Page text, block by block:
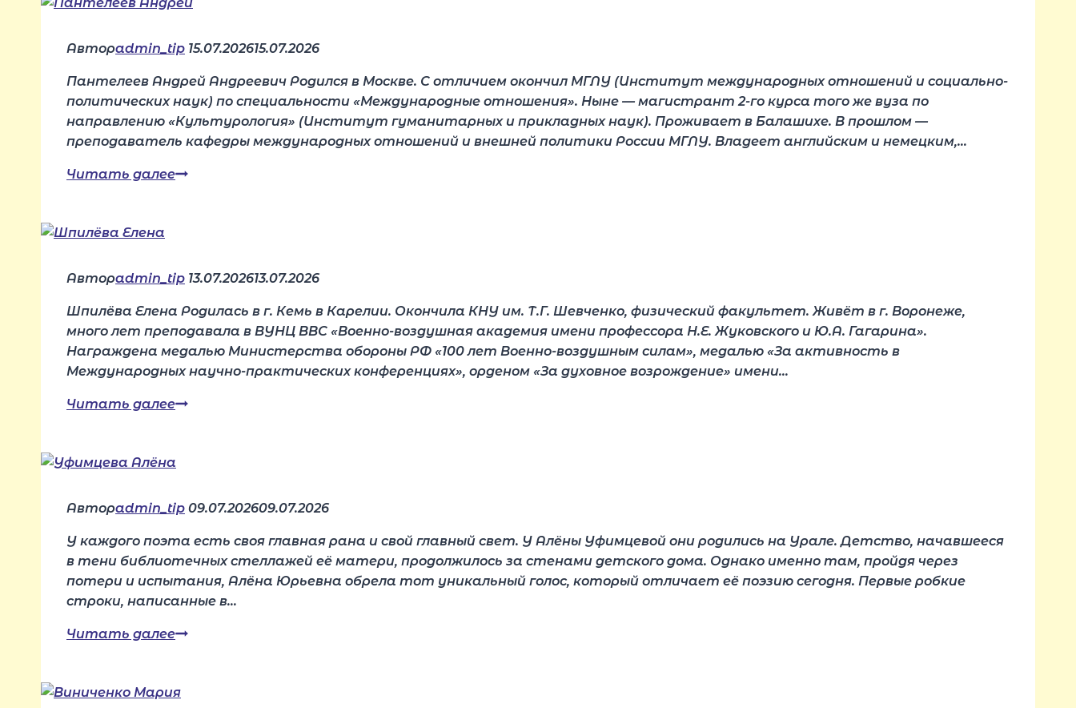
Авторadmin_tip 15.07.202615.07.2026
Пантелеев Андрей Андреевич Родился в Москве. С отличием окончил МГЛУ (Институт международных отношений и социально-
политических наук) по специальности «Международные отношения». Ныне — магистрант 2-го курса того же вуза по
направлению «Культурология» (Институт гуманитарных и прикладных наук). Проживает в Балашихе. В прошлом —
преподаватель кафедры международных отношений и внешней политики России МГЛУ. Владеет английским и немецким,…
Читать далееПантелеев
Авторadmin_tip 13.07.202613.07.2026
Шпилёва Елена Родилась в г. Кемь в Карелии. Окончила КНУ им. Т.Г. Шевченко, физический факультет. Живёт в г. Воронеже,
много лет преподавала в ВУНЦ ВВС «Военно-воздушная академия имени профессора Н.Е. Жуковского и Ю.А. Гагарина».
Награждена медалью Министерства обороны РФ «100 лет Военно-воздушным силам», медалью «За активность в
Международных научно-практических конференциях», орденом «За духовное возрождение» имени…
Читать далееШпилёва
Авторadmin_tip 09.07.202609.07.2026
У каждого поэта есть своя главная рана и свой главный свет. У Алёны Уфимцевой они родились на Урале. Детство, начавшееся
в тени библиотечных стеллажей её матери, продолжилось за стенами детского дома. Однако именно там, пройдя через
потери и испытания, Алёна Юрьевна обрела тот уникальный голос, который отличает её поэзию сегодня. Первые робкие
строки, написанные в…
Читать далееУфимцева